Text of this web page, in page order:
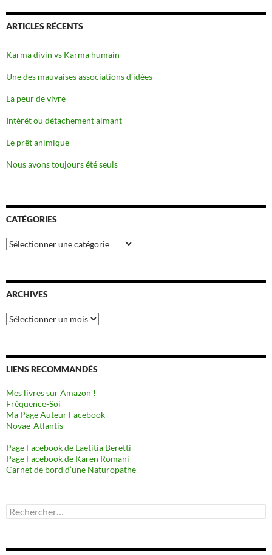
ARTICLES RÉCENTS
Karma divin vs Karma humain
Une des mauvaises associations d’idées
La peur de vivre
Intérêt ou détachement aimant
Le prêt animique
Nous avons toujours été seuls
CATÉGORIES
Catégories
ARCHIVES
Archives
LIENS RECOMMANDÉS
Mes livres sur Amazon !
Fréquence-Soi
Ma Page Auteur Facebook
Novae-Atlantis
Page Facebook de Laetitia Beretti
Page Facebook de Karen Romani
Carnet de bord d’une Naturopathe
Rechercher :